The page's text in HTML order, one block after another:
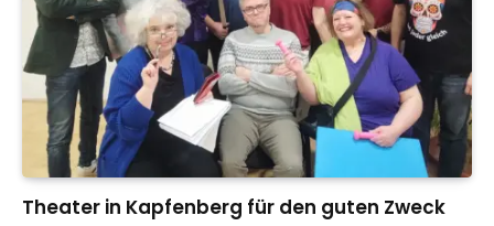
Theater in Kapfenberg für den guten Zweck